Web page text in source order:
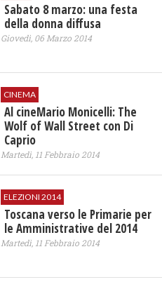
Sabato 8 marzo: una festa
della donna diffusa
Giovedì, 06 Marzo 2014
CINEMA
Al cineMario Monicelli: The
Wolf of Wall Street con Di
Caprio
Martedì, 11 Febbraio 2014
ELEZIONI 2014
Toscana verso le Primarie per
le Amministrative del 2014
Martedì, 11 Febbraio 2014